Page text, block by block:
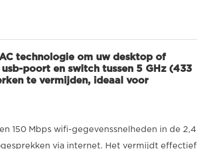
technologie om uw desktop of
poort en switch tussen 5 GHz (433
te vermijden, ideaal voor
150 Mbps wifi-gegevenssnelheden in de 2,4
via internet. Het vermijdt effectief